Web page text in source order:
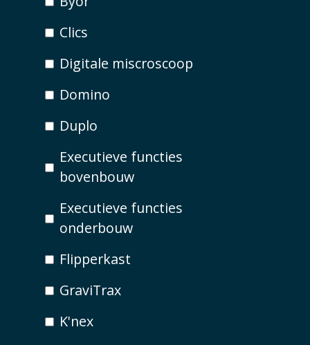
Clics
Digitale miscroscoop
Domino
Duplo
Executieve functies
bovenbouw
Executieve functies
onderbouw
Flipperkast
GraviTrax
K'nex